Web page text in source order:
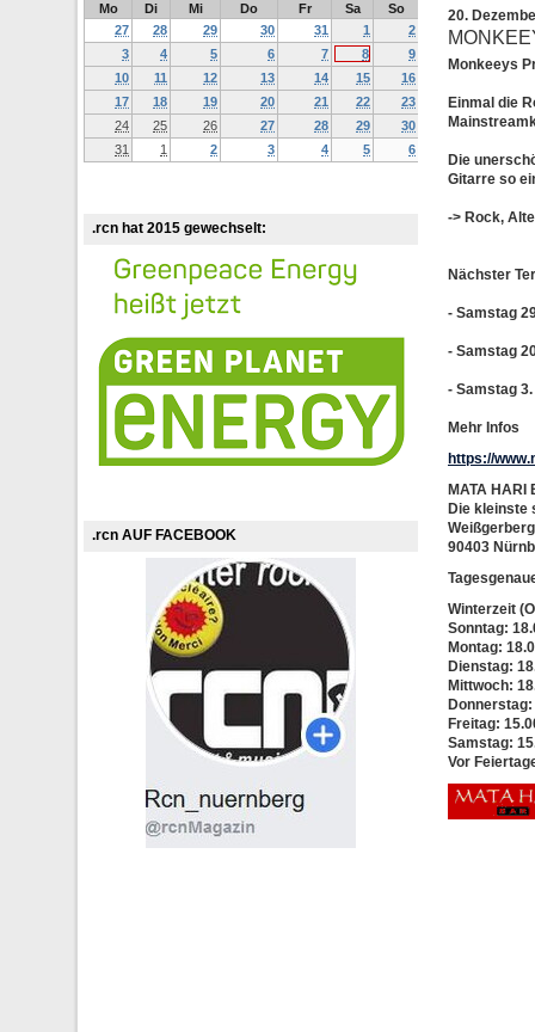
Mo
Di Mi Do Fr Sa
So
27
28 29 30 31 1
2
3
4 5 6 7 8
9
10
11 12 13 14 15
16
17
18 19 20 21 22
23
24
25 26 27 28 29
30
31
1 2 3 4 5 6
.rcn hat 2015 gewechselt:
.rcn AUF FACEBOOK
20.
Monkeeys
Einmal die
Die
Gitarre so
-> Rock,
Nächster
- Samstag
- Samstag
- Samstag
Mehr Infos
https://
MATA HARI
Die kleinste
90403
Winterzeit
Sonntag:
Montag:
Dienstag:
Mittwoch:
Freitag:
Samstag:
Vor